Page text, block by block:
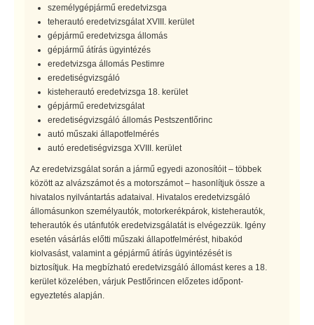
személygépjármű eredetvizsga
teherautó eredetvizsgálat XVIII. kerület
gépjármű eredetvizsga állomás
gépjármű átírás ügyintézés
eredetvizsga állomás Pestimre
eredetiségvizsgáló
kisteherautó eredetvizsga 18. kerület
gépjármű eredetvizsgálat
eredetiségvizsgáló állomás Pestszentlőrinc
autó műszaki állapotfelmérés
autó eredetiségvizsga XVIII. kerület
Az eredetvizsgálat során a jármű egyedi azonosítóit – többek
között az alvázszámot és a motorszámot – hasonlítjuk össze a
hivatalos nyilvántartás adataival. Hivatalos eredetvizsgáló
állomásunkon személyautók, motorkerékpárok, kisteherautók,
teherautók és utánfutók eredetvizsgálatát is elvégezzük. Igény
esetén vásárlás előtti műszaki állapotfelmérést, hibakód
kiolvasást, valamint a gépjármű átírás ügyintézését is
biztosítjuk. Ha megbízható eredetvizsgáló állomást keres a 18.
kerület közelében, várjuk Pestlőrincen előzetes időpont-
egyeztetés alapján.